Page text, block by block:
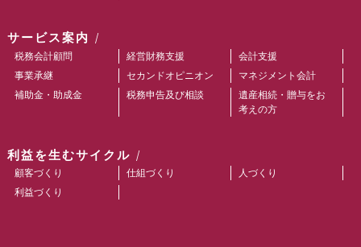
サービス案内
税務会計顧問 経営財務支援
会計支援
事業承継
セカンドオピニオン
マネジメント会計
補助金・助成金
税務申告及び相談
遺産相続・贈与をお
考えの方
利益を生むサイクル
顧客づくり 仕組づくり
人づくり
利益づくり